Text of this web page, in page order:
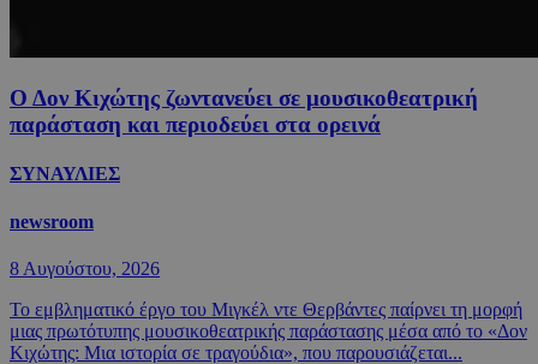
Ο Δον Κιχώτης ζωντανεύει σε μουσικοθεατρική
παράσταση και περιοδεύει στα ορεινά
ΣΥΝΑΥΛΙΕΣ
newsroom
8 Αυγούστου, 2026
Το εμβληματικό έργο του Μιγκέλ ντε Θερβάντες παίρνει τη μορφή
μιας πρωτότυπης μουσικοθεατρικής παράστασης μέσα από το «Δον
Κιχώτης: Μια ιστορία σε τραγούδια», που παρουσιάζεται...